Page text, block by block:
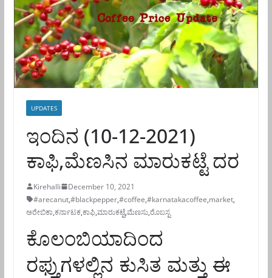
UPDATES
ಇಂದಿನ (10-12-2021)
ಕಾಫಿ,ಮೆಣಸಿನ ಮಾರುಕಟ್ಟೆ ದರ
Kirehalli
December 10, 2021
#arecanut,#blackpepper,#coffee,#karnatakacoffee,market,
ಅರೇಬಿಕಾ,ಕರ್ನಾಟಕ,ಕಾಫಿ,ಮಾರುಕಟ್ಟೆ,ಮೆಣಸು,ರೊಬಸ್ಟ
ಕೊಲಂಬಿಯಾದಿಂದ
ರಫ್ತುಗಳಲ್ಲಿನ ಕುಸಿತ ಮತ್ತು ಈ